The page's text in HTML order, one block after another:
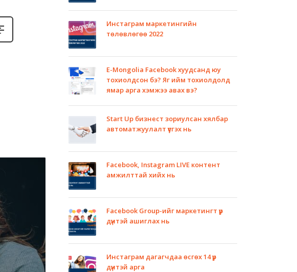
Инстаграм маркетингийн
төлөвлөгөө 2022
E-Mongolia Facebook хуудсанд юу
тохиолдсон бэ? Яг ийм тохиолдолд
ямар арга хэмжээ авах вэ?
Start Up бизнест зориулсан хялбар
автоматжуулалт үүсгэх нь
Facebook, Instagram LIVE контент
амжилттай хийх нь
Facebook Group-ийг маркетингт үр
дүнтэй ашиглах нь
Инстаграм дагагчдаа өсгөх 14 үр
дүнтэй арга